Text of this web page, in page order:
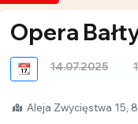
Opera
📆 14.07.2025
Aleja Zwycięstwa 15,